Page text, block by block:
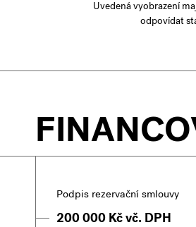
Uvedená vyobrazení
odpovídat
Podpis rezervační smlouvy
200 000 Kč vč. DPH